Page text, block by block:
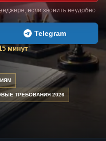
если звонить неудобно
Telegram
минут
ТРЕБОВАНИЯ 2026